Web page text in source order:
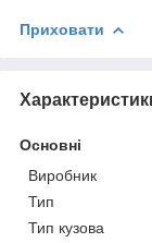
Приховати
Основні
Виробник
Тип
Тип кузова